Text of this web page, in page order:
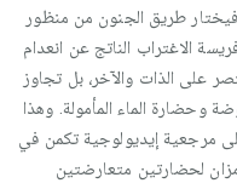
طريق الجنون من منظور
الاغتراب الناتج عن انعدام
على الذات والآخر، بل تجاوز
وحضارة الماء المأمولة. وهذا
مرجعية إيديولوجية تكمن في
لحضارتين متعارضتين